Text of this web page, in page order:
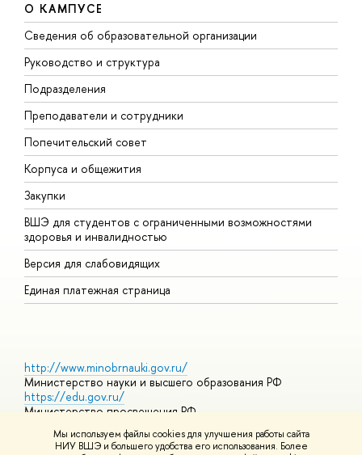
Мы используем файлы cookies для улучшения работы сайта
НИУ ВШЭ и большего удобства его использования. Более
О КАМПУСЕ
Сведения об образовательной организации
Руководство и структура
Подразделения
Преподаватели и сотрудники
Попечительский совет
Корпуса и общежития
Закупки
ВШЭ для студентов с ограниченными возможностями
здоровья и инвалидностью
Версия для слабовидящих
Единая платежная страница
http://www.minobrnauki.gov.ru/
Министерство науки и высшего образования РФ
https://edu.gov.ru/
Министерство просвещения РФ
https://elearning.hse.ru/mooc
Массовые открытые онлайн-курсы